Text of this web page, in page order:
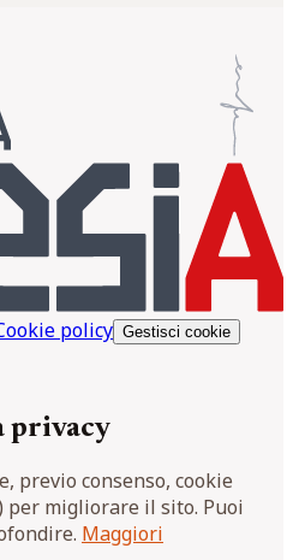
policy Gestisci cookie
privacy
previo consenso, cookie
per migliorare il sito. Puoi
Maggiori